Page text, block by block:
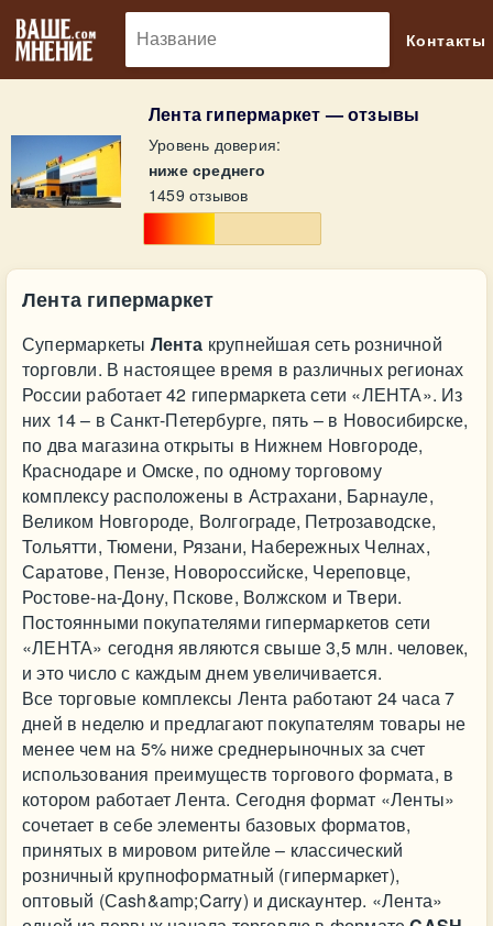
Контакты
Лента гипермаркет — отзывы
Уровень доверия:
ниже среднего
1459 отзывов
Лента гипермаркет
Супермаркеты Лента крупнейшая сеть розничной
торговли. В настоящее время в различных регионах
России работает 42 гипермаркета сети «ЛЕНТА». Из
них 14 – в Санкт-Петербурге, пять – в Новосибирске,
по два магазина открыты в Нижнем Новгороде,
Краснодаре и Омске, по одному торговому
комплексу расположены в Астрахани, Барнауле,
Великом Новгороде, Волгограде, Петрозаводске,
Тольятти, Тюмени, Рязани, Набережных Челнах,
Саратове, Пензе, Новороссийске, Череповце,
Ростове-на-Дону, Пскове, Волжском и Твери.
Постоянными покупателями гипермаркетов сети
«ЛЕНТА» сегодня являются свыше 3,5 млн. человек,
и это число с каждым днем увеличивается.
Все торговые комплексы Лента работают 24 часа 7
дней в неделю и предлагают покупателям товары не
менее чем на 5% ниже среднерыночных за счет
использования преимуществ торгового формата, в
котором работает Лента. Сегодня формат «Ленты»
сочетает в себе элементы базовых форматов,
принятых в мировом ритейле – классический
розничный крупноформатный (гипермаркет),
оптовый (Сash&amp;Carry) и дискаунтер. «Лента»